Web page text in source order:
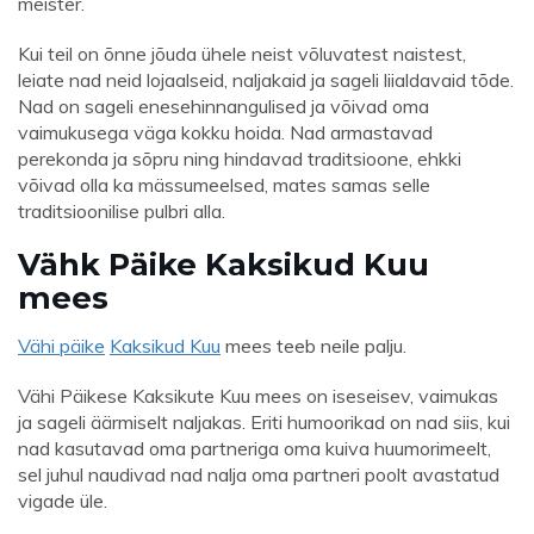
Kui teil on õnne jõuda ühele neist võluvatest naistest,
leiate nad neid lojaalseid, naljakaid ja sageli liialdavaid tõde.
Nad on sageli enesehinnangulised ja võivad oma
vaimukusega väga kokku hoida. Nad armastavad
perekonda ja sõpru ning hindavad traditsioone, ehkki
võivad olla ka mässumeelsed, mates samas selle
traditsioonilise pulbri alla.
Vähk Päike Kaksikud Kuu
mees
Vähi päike Kaksikud Kuu mees teeb neile palju.
Vähi Päikese Kaksikute Kuu mees on iseseisev, vaimukas
ja sageli äärmiselt naljakas. Eriti humoorikad on nad siis, kui
nad kasutavad oma partneriga oma kuiva huumorimeelt,
sel juhul naudivad nad nalja oma partneri poolt avastatud
vigade üle.